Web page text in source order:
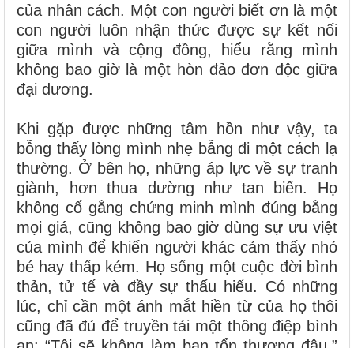
của nhân cách. Một con người biết ơn là một
con người luôn nhận thức được sự kết nối
giữa mình và cộng đồng, hiểu rằng mình
không bao giờ là một hòn đảo đơn độc giữa
đại dương.
Khi gặp được những tâm hồn như vậy, ta
bỗng thấy lòng mình nhẹ bẫng đi một cách lạ
thường. Ở bên họ, những áp lực về sự tranh
giành, hơn thua dường như tan biến. Họ
không cố gắng chứng minh mình đúng bằng
mọi giá, cũng không bao giờ dùng sự ưu việt
của mình để khiến người khác cảm thấy nhỏ
bé hay thấp kém. Họ sống một cuộc đời bình
thản, tử tế và đầy sự thấu hiểu. Có những
lúc, chỉ cần một ánh mắt hiền từ của họ thôi
cũng đã đủ để truyền tải một thông điệp bình